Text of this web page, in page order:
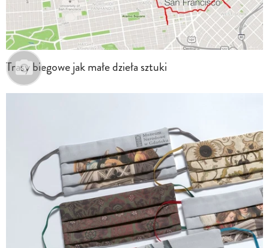
Trasy biegowe jak małe dzieła sztuki